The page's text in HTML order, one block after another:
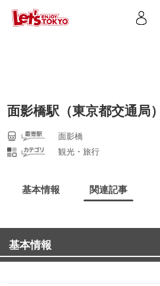
面影橋駅（東京都交通局）
面影橋
観光・旅行
基本情報 関連記事
基本情報